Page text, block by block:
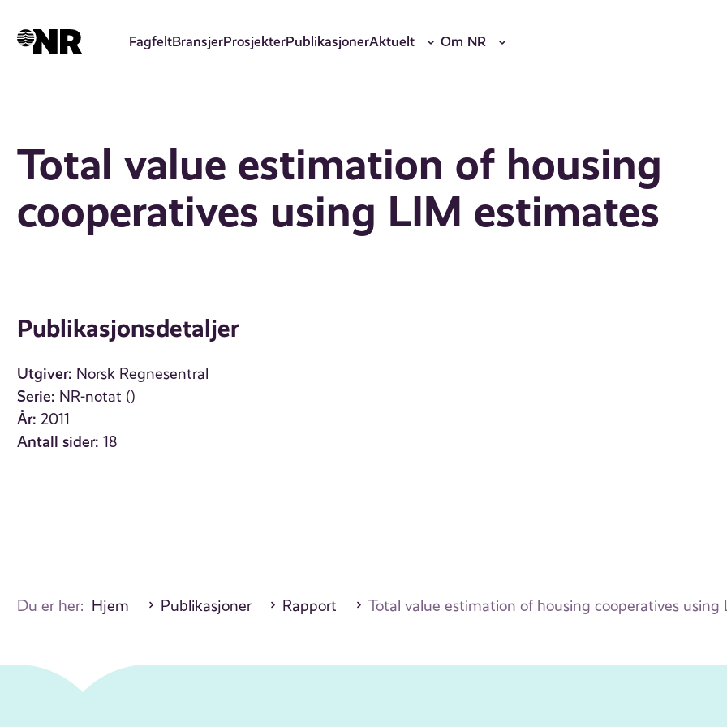
hovedinnhold
FagfeltBransjerProsjekterPublikasjonerAktuelt Om NR
Total value estimation of housing
cooperatives using LIM estimates
Publikasjonsdetaljer
Utgiver: Norsk Regnesentral
Serie: NR-notat ()
År: 2011
Antall sider: 18
Du er her: Hjem Publikasjoner Rapport Total value estimation of housing cooperatives using